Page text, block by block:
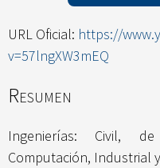
URL Oficial: https://
v=57lngXW3mEQ
Resumen
Ingenierías: Civil,
Computación, Industrial